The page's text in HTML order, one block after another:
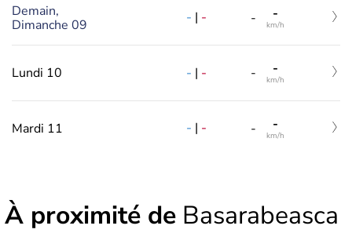
Demain,
Dimanche 09
- | - - -
km/h
Lundi 10 - | - - -
km/h
Mardi 11 - | - - -
km/h
À proximité de Basarabeasca